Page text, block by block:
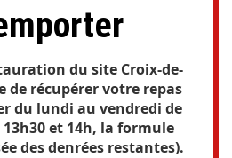
du site Croix-de-
de récupérer votre repas
du lundi au vendredi de
13h30 et 14h, la formule
des denrées restantes).